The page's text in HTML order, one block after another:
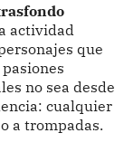
actividad
que
no sea desde
cualquier
a trompadas.